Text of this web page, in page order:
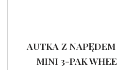
AUTKA Z
MINI 3-PAK